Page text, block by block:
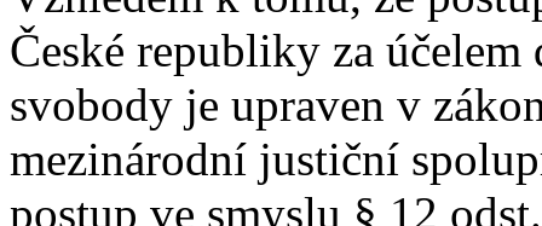
České republiky za
svobody je upraven v
mezinárodní justiční
postup ve smyslu § 12